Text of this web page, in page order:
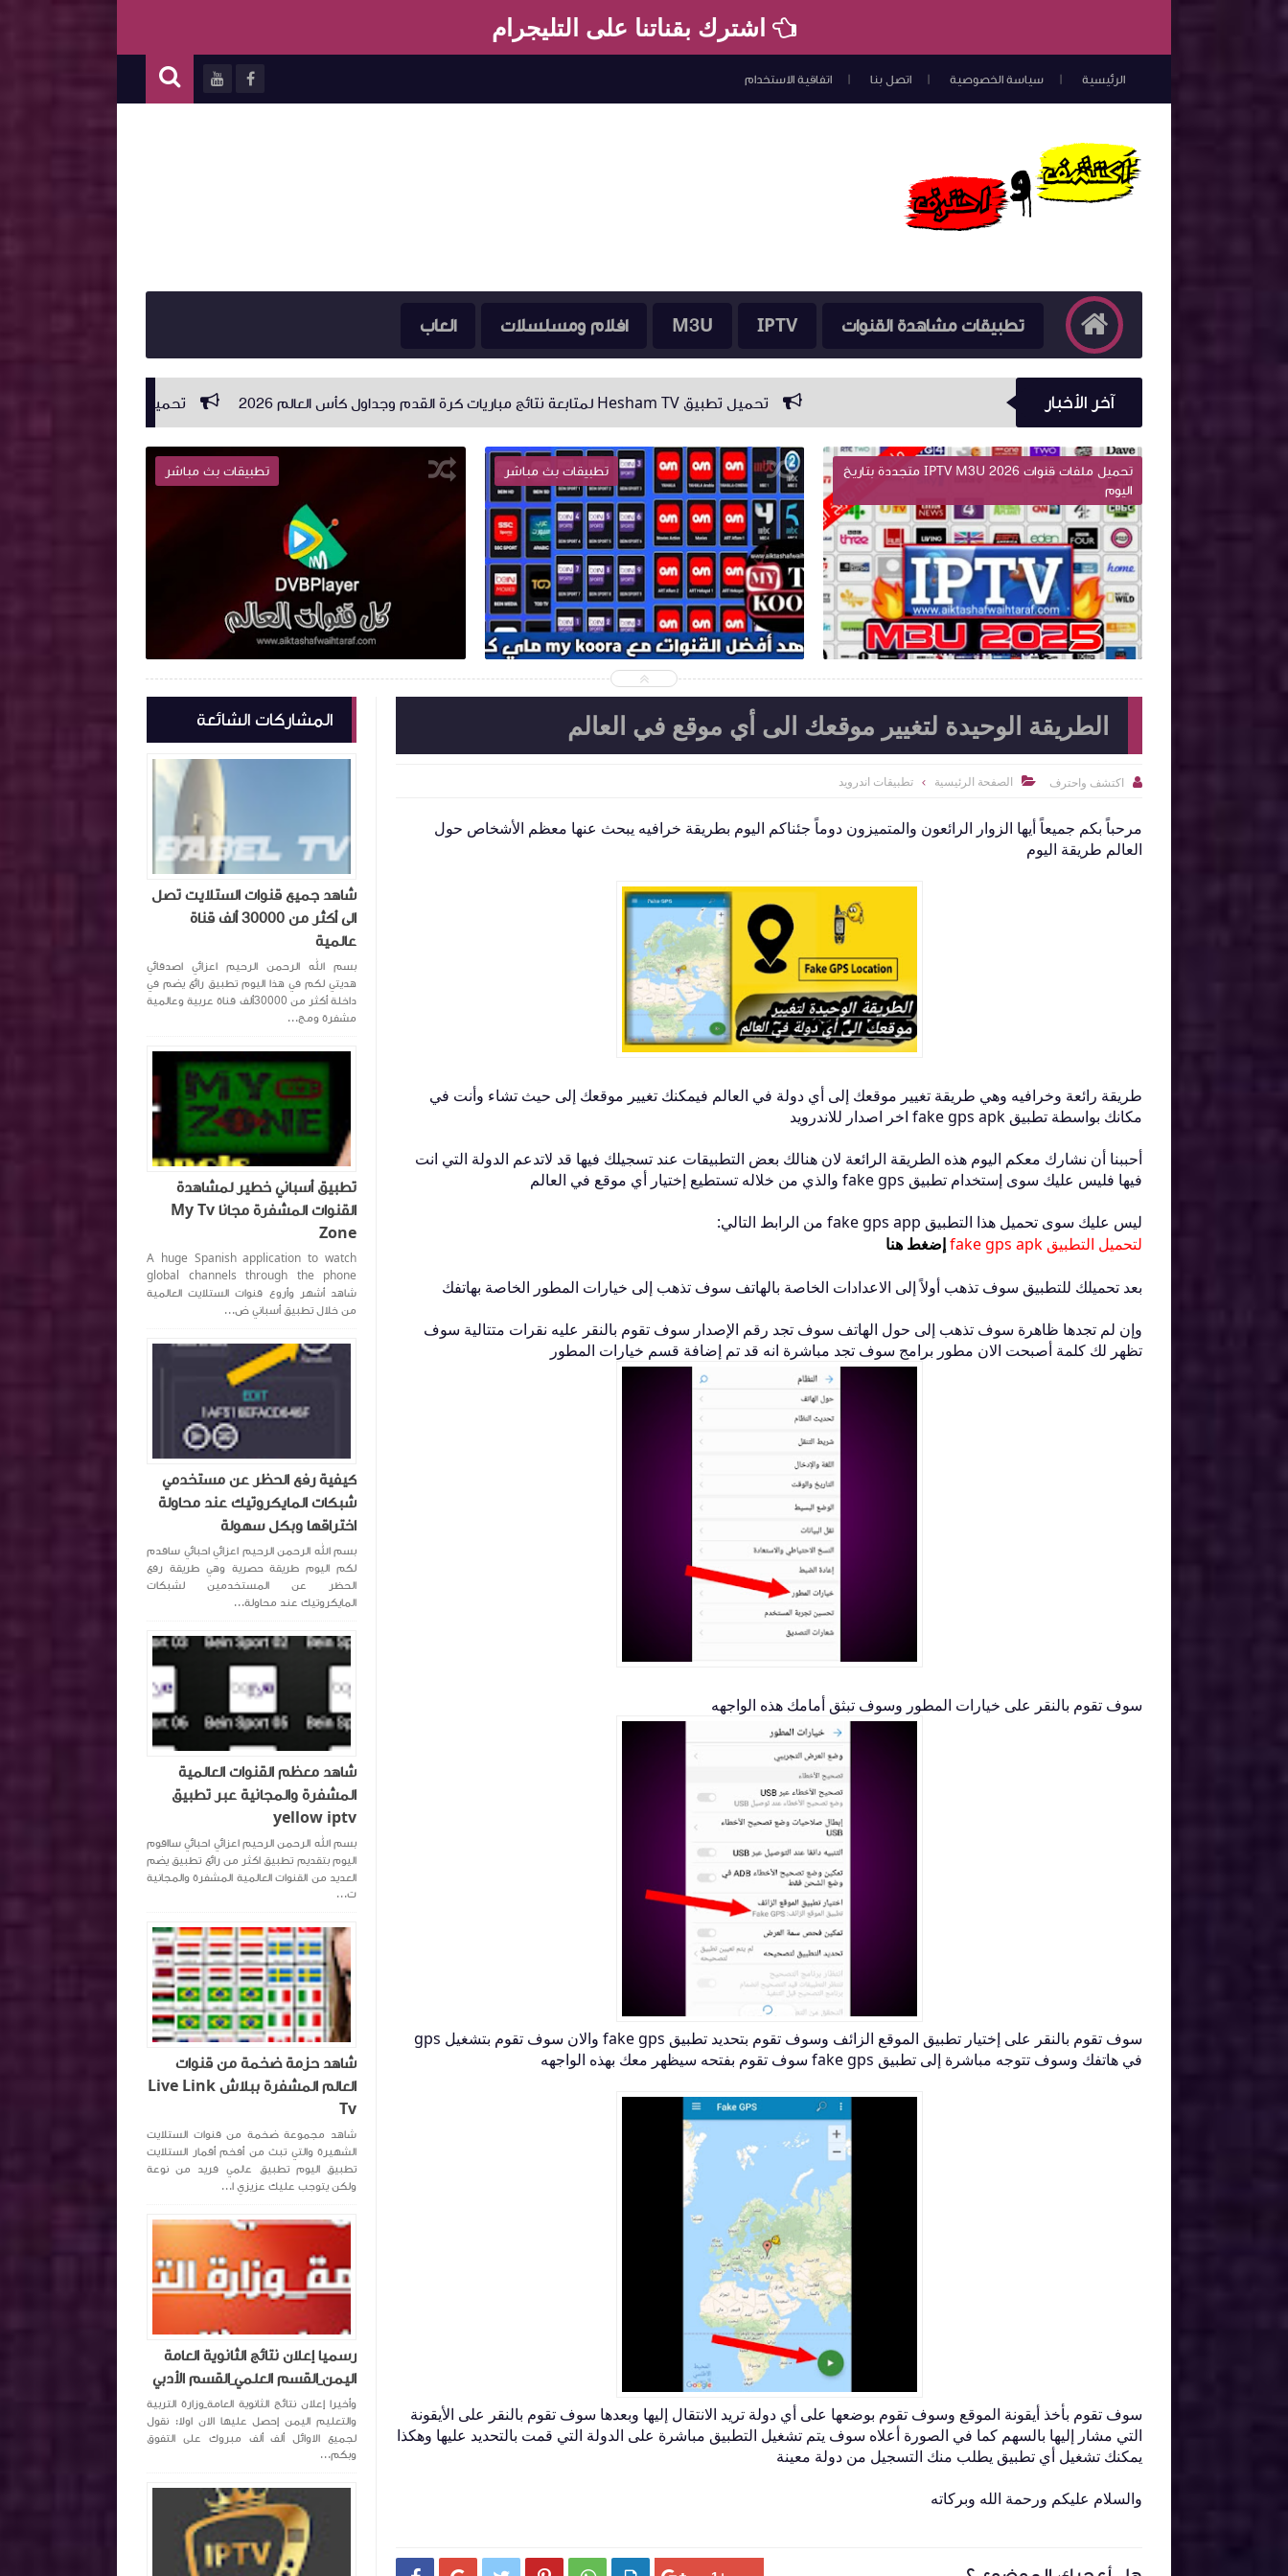
اشترك بقناتنا على التليجرام
الرئيسية سياسة الخصوصية اتصل بنا اتفاقية الاستخدام
تطبيقات مشاهدة القنوات IPTV
M3U افلام ومسلسلات العاب
آخر الأخبار تحميل اكواد اكستريم Xtream IPTV CODES 2026 متجددة يوميا دائمة ومحدثه باستمرار
تحميل ملفات قنوات IPTV M3U 2026 متجددة بتاريخ
اليوم
2023-09-08
اكتشف واحترف
شاهد الموضوع
تطبيقات بث مباشر
2024-03-09
اكتشف واحترف
شاهد الموضوع
تطبيقات بث مباشر
2023-04-27
اكتشف واحترف
شاهد الموضوع
الطريقة الوحيدة لتغيير موقعك الى أي موقع في العالم
 اكتشف واحترف  الصفحة الرئيسية تطبيقات اندرويد
مرحباً بكم جميعاً أيها الزوار الرائعون والمتميزون دوماً جئناكم اليوم بطريقة خرافيه يبحث عنها معظم الأشخاص حول
العالم طريقة اليوم
طريقة رائعة وخرافيه وهي طريقة تغيير موقعك إلى أي دولة في العالم فيمكنك تغيير موقعك إلى حيث تشاء وأنت في
مكانك بواسطة تطبيق fake gps apk اخر اصدار للاندرويد
أحببنا أن نشارك معكم اليوم هذه الطريقة الرائعة لان هنالك بعض التطبيقات عند تسجيلك فيها قد لاتدعم الدولة التي انت
فيها فليس عليك سوى إستخدام تطبيق fake gps والذي من خلاله تستطيع إختيار أي موقع في العالم
ليس عليك سوى تحميل هذا التطبيق fake gps app من الرابط التالي:
لتحميل التطبيق fake gps apk
إضغط هنا
بعد تحميلك للتطبيق سوف تذهب أولاً إلى الاعدادات الخاصة بالهاتف سوف تذهب إلى خيارات المطور الخاصة بهاتفك
وإن لم تجدها ظاهرة سوف تذهب إلى حول الهاتف سوف تجد رقم الإصدار سوف تقوم بالنقر عليه نقرات متتالية سوف
تظهر لك كلمة أصبحت الان مطور برامج سوف تجد مباشرة انه قد تم إضافة قسم خيارات المطور
سوف تقوم بالنقر على خيارات المطور وسوف تبثق أمامك هذه الواجهه
سوف تقوم بالنقر على إختيار تطبيق الموقع الزائف وسوف تقوم بتحديد تطبيق fake gps والان سوف تقوم بتشغيل gps
في هاتفك وسوف تتوجه مباشرة إلى تطبيق fake gps سوف تقوم بفتحه سيظهر معك بهذه الواجهه
سوف تقوم بأخذ أيقونة الموقع وسوف تقوم بوضعها على أي دولة تريد الانتقال إليها وبعدها سوف تقوم بالنقر على الأيقونة
التي مشار إليها بالسهم كما في الصورة أعلاه سوف يتم تشغيل التطبيق مباشرة على الدولة التي قمت بالتحديد عليها وهكذا
يمكنك تشغيل أي تطبيق يطلب منك التسجيل من دولة معينة
والسلام عليكم ورحمة الله وبركاته
المشاركات الشائعة
شاهد جميع قنوات الستلايت تصل
الى أكثر من 30000 ألف قناة
عالمية
بسم الله الرحمن الرحيم اعزائي اصدقائي
هديتي لكم في هذا اليوم تطبيق رائع يضم في
داخلة أكثر من 30000ألف قناة عربية وعالمية
مشفرة ومج...
تطبيق أسباني خطير لمشاهدة
القنوات المشفرة مجانا My Tv
Zone
A huge Spanish application to watch
global channels through the phone
شاهد أشهر وأروع قنوات الستلايت العالمية
من خلال تطبيق أسباني ض...
كيفية رفع الحظر عن مستخدمي
شبكات المايكروتيك عند محاولة
اختراقها وبكل سهولة
بسم الله الرحمن الرحيم اعزائي احبائي ساقدم
لكم اليوم طريقة حصرية وهي طريقة رفع
الحظر عن المستخدمين لشبكات
المايكروتيك عند محاولة...
شاهد معظم القنوات العالمية
المشفرة والمجانية عبر تطبيق
yellow iptv
بسم الله الرحمن الرحيم اعزائي احبائي سااقوم
اليوم بتقديم تطبيق اكثر من رائع تطبيق يضم
العديد من القنوات العالمية المشفرة والمجانية
ت...
شاهد حزمة ضخمة من قنوات
العالم المشفرة ببلاش Live Link
Tv
شاهد مجموعة ضخمة من قنوات الستلايت
الشهيرة والتي تبث من أفخم أقمار الستلايت
تطبيق اليوم تطبيق عالمي فريد من نوعة
ولكن يتوجب عليك عزيزي ا...
رسميا إعلان نتائج الثانوية العامة
اليمن_القسم العلمي_القسم الأدبي
وأخيرا إعلان نتائج الثانوية العامة_وزارة التربية
والتعليم اليمن إحصل عليها الان اولا: نقول
لجميع الاوائل ألف ألف مبروك على التفوق
وبكم...